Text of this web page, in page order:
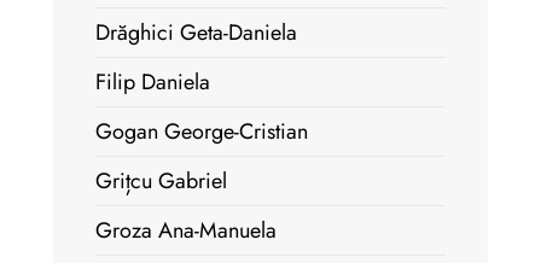
Drăghici Geta-Daniela
Filip Daniela
Gogan George-Cristian
Grițcu Gabriel
Groza Ana-Manuela